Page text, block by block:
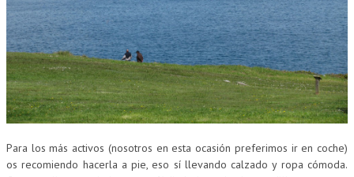
Para los más activos (nosotros en esta ocasión preferimos ir en coche)
os recomiendo hacerla a pie, eso sí llevando calzado y ropa cómoda.